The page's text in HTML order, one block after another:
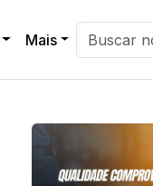
Mais